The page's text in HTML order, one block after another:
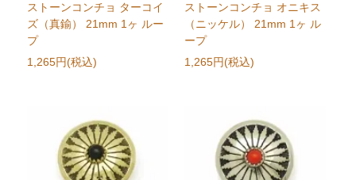
ストーンコンチョ ターコイ
ズ（真鍮） 21mm 1ヶ ルー
プ
1,265円(税込)
ストーンコンチョ オニキス
（ニッケル） 21mm 1ヶ ル
ープ
1,265円(税込)